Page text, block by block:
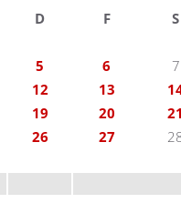
D F S
5 6
7
12 13
19 20
26 27